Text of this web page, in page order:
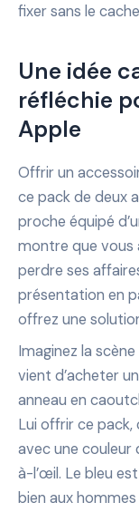
fixer sans le
Une idée
réfléchie
Apple
Offrir un
ce pack de deux
proche équipé
montre que vous
perdre ses
présentation en
offrez une
Imaginez la
vient d’acheter
anneau en
Lui offrir ce pack,
avec une couleur
à-l’œil. Le bleu
bien aux